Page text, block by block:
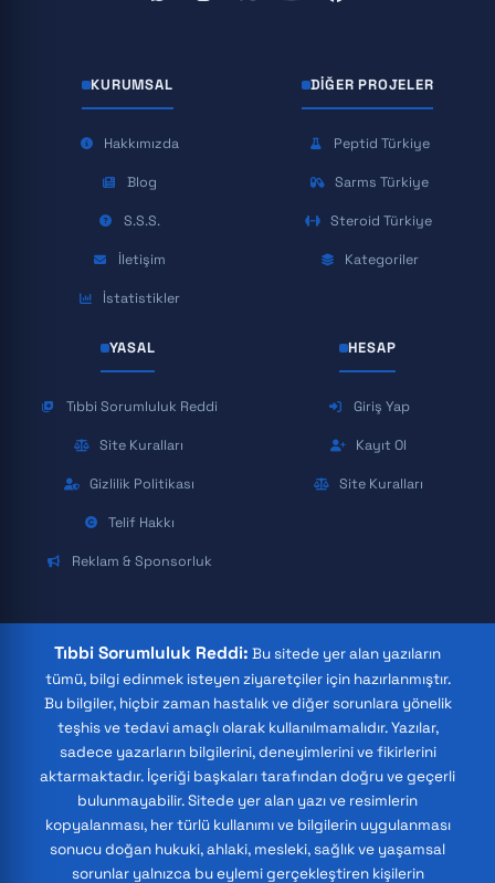
KURUMSAL
Hakkımızda
Blog
S.S.S.
İletişim
İstatistikler
DIĞER PROJELER
Peptid Türkiye
Sarms Türkiye
Steroid Türkiye
Kategoriler
YASAL
Tıbbi Sorumluluk Reddi
Site Kuralları
Gizlilik Politikası
Telif Hakkı
Reklam & Sponsorluk
HESAP
Giriş Yap
Kayıt Ol
Site Kuralları
Tıbbi Sorumluluk Reddi: Bu sitede yer alan yazıların
tümü, bilgi edinmek isteyen ziyaretçiler için hazırlanmıştır.
Bu bilgiler, hiçbir zaman hastalık ve diğer sorunlara yönelik
teşhis ve tedavi amaçlı olarak kullanılmamalıdır. Yazılar,
sadece yazarların bilgilerini, deneyimlerini ve fikirlerini
aktarmaktadır. İçeriği başkaları tarafından doğru ve geçerli
bulunmayabilir. Sitede yer alan yazı ve resimlerin
kopyalanması, her türlü kullanımı ve bilgilerin uygulanması
sonucu doğan hukuki, ahlaki, mesleki, sağlık ve yaşamsal
sorunlar yalnızca bu eylemi gerçekleştiren kişilerin